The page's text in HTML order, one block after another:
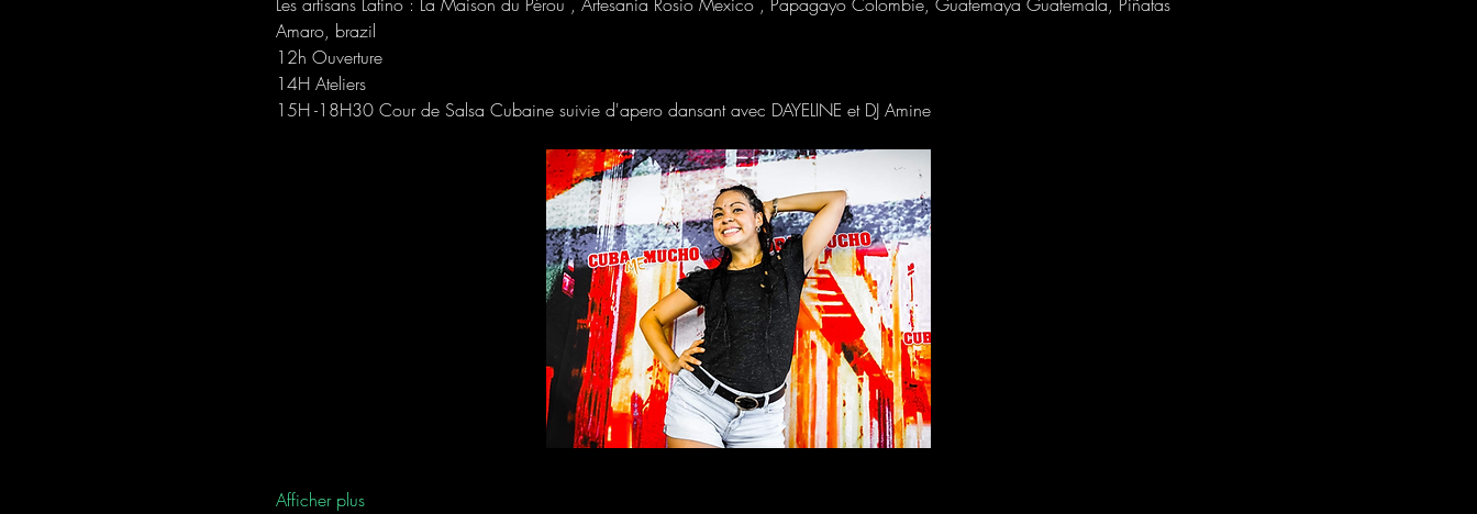
Amaro, brazil
12h Ouverture
14H Ateliers
15H -18H30 Cour de Salsa Cubaine suivie d'apero dansant avec DAYELINE et DJ Amine
Afficher plus